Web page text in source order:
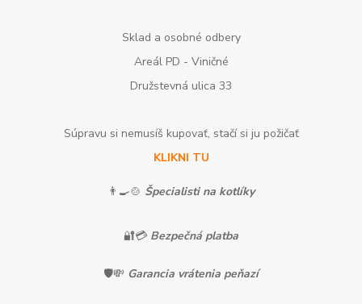
Sklad a osobné odbery
Areál PD - Viničné
Družstevná ulica 33
Súpravu si nemusíš kupovať, stačí si ju požičať
KLIKNI TU
👨‍🍳🍲 Špecialisti na kotlíky
🔐💳 Bezpečná platba
🛡️💸 Garancia vrátenia peňazí